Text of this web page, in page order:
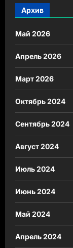
Архив
Май 2026
Апрель 2026
Март 2026
Октябрь 2024
Сентябрь 2024
Август 2024
Июль 2024
Июнь 2024
Май 2024
Апрель 2024